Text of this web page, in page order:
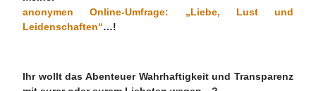
anonymen Online-Umfrage: „Liebe, Lust und
Leidenschaften“…!
Ihr wollt das Abenteuer Wahrhaftigkeit und Transparenz